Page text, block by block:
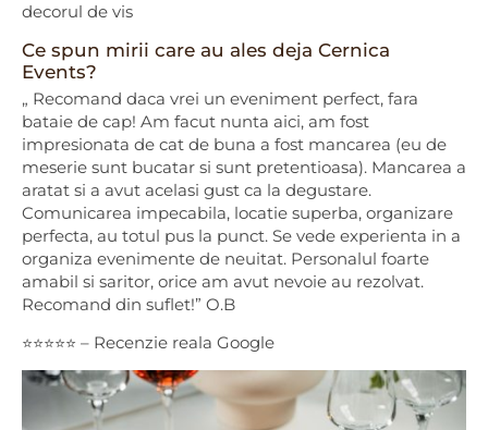
decorul de vis
Ce spun mirii care au ales deja Cernica
Events?
„ Recomand daca vrei un eveniment perfect, fara
bataie de cap! Am facut nunta aici, am fost
impresionata de cat de buna a fost mancarea (eu de
meserie sunt bucatar si sunt pretentioasa). Mancarea a
aratat si a avut acelasi gust ca la degustare.
Comunicarea impecabila, locatie superba, organizare
perfecta, au totul pus la punct. Se vede experienta in a
organiza evenimente de neuitat. Personalul foarte
amabil si saritor, orice am avut nevoie au rezolvat.
Recomand din suflet!” O.B
⭐⭐⭐⭐⭐ – Recenzie reala Google